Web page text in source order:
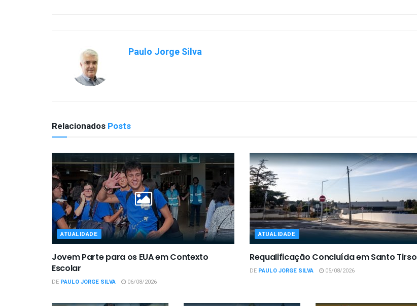
Paulo Jorge Silva
Relacionados Posts
ATUALIDADE
Jovem Parte para os EUA em Contexto
Escolar
DE PAULO JORGE SILVA 06/08/2026
ATUALIDADE
Requalificação Concluída em Santo Tirso
DE PAULO JORGE SILVA 05/08/2026